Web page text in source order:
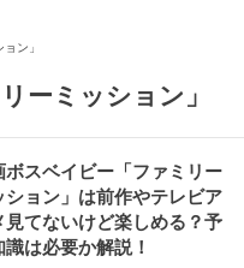
ン」
ーミッション」
ボスベイビー「ファミリー
ション」は前作やテレビア
見てないけど楽しめる？予
識は必要か解説！